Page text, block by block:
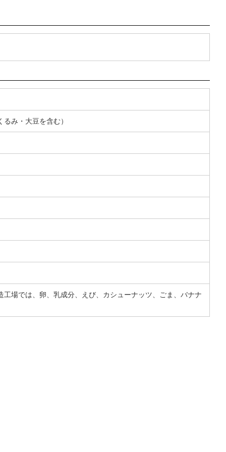
み・大豆を含む）
場では、卵、乳成分、えび、カシューナッツ、ごま、バナナ